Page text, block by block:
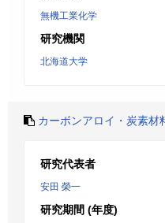
無機工業化学
研究機関
北海道大学
カーボンアロイ・炭素材
研究代表者
安田 榮一
研究期間 (年度)